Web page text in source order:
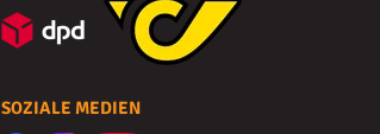
SOZIALE MEDIEN